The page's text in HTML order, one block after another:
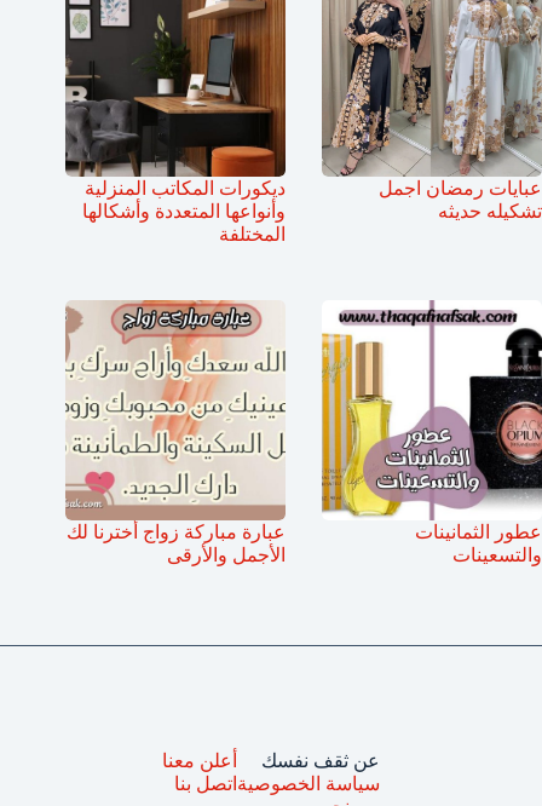
عبايات رمضان اجمل
تشكيله حديثه
ديكورات المكاتب المنزلية
وأنواعها المتعددة وأشكالها
المختلفة
عطور الثمانينات
والتسعينات
عبارة مباركة زواج أخترنا لك
الأجمل والأرقى
عن ثقف نفسك
سياسة الخصوصية
أعلن معنا
اتصل بنا